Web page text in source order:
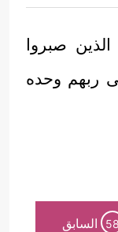
الذين صبروا
ربهم وحده
58 السابق